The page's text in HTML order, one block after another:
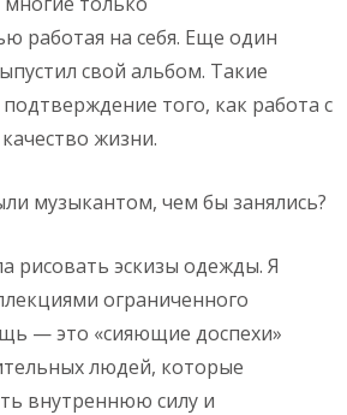
работая на себя. Еще один
свой альбом. Такие
того, как работа с
жизни.
музыкантом, чем бы занялись?
рисовать эскизы одежды. Я
ограниченного
— это «сияющие доспехи»
людей, которые
внутреннюю силу и